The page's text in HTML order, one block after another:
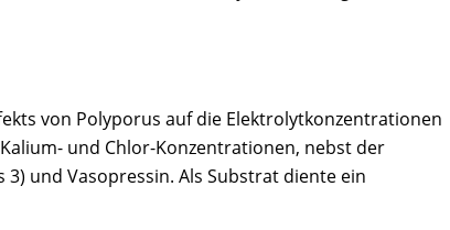
von Polyporus auf die Elektrolytkonzentrationen
und Chlor-Konzentrationen, nebst der
und Vasopressin. Als Substrat diente ein